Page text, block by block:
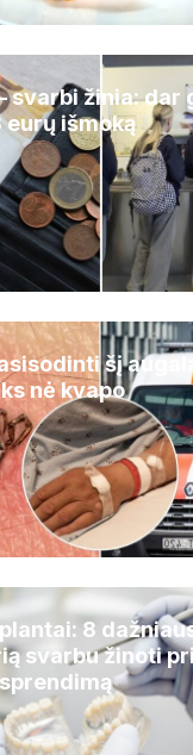
svarbi žinia: dar
eurų išmoką
šį
nė kvapo
8
svarbu žinoti